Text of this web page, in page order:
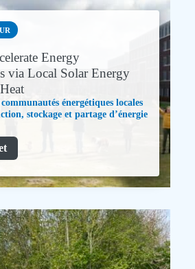
Energy
via Local Solar Energy
énergétiques locales
stockage et partage d’énergie